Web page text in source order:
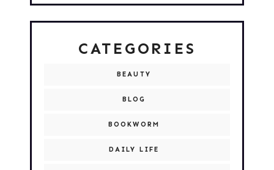
CATEGORIES
BEAUTY
BLOG
BOOKWORM
DAILY LIFE